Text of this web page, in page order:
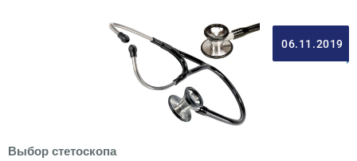
06.11.2019
Выбор стетоскопа